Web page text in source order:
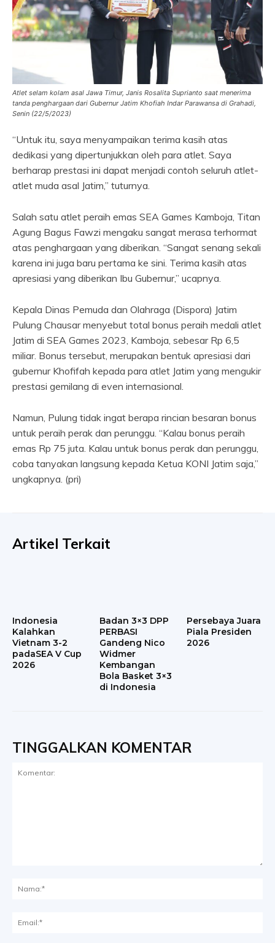
Atlet selam kolam asal Jawa Timur, Janis Rosalita Suprianto saat menerima
tanda penghargaan dari Gubernur Jatim Khofiah Indar Parawansa di Grahadi,
Senin (22/5/2023)
“Untuk itu, saya menyampaikan terima kasih atas
dedikasi yang dipertunjukkan oleh para atlet. Saya
berharap prestasi ini dapat menjadi contoh seluruh atlet-
atlet muda asal Jatim,” tuturnya.
Salah satu atlet peraih emas SEA Games Kamboja, Titan
Agung Bagus Fawzi mengaku sangat merasa terhormat
atas penghargaan yang diberikan. “Sangat senang sekali
karena ini juga baru pertama ke sini. Terima kasih atas
apresiasi yang diberikan Ibu Gubernur,” ucapnya.
Kepala Dinas Pemuda dan Olahraga (Dispora) Jatim
Pulung Chausar menyebut total bonus peraih medali atlet
Jatim di SEA Games 2023, Kamboja, sebesar Rp 6,5
miliar. Bonus tersebut, merupakan bentuk apresiasi dari
gubernur Khofifah kepada para atlet Jatim yang mengukir
prestasi gemilang di even internasional.
Namun, Pulung tidak ingat berapa rincian besaran bonus
untuk peraih perak dan perunggu. “Kalau bonus peraih
emas Rp 75 juta. Kalau untuk bonus perak dan perunggu,
coba tanyakan langsung kepada Ketua KONI Jatim saja,”
ungkapnya. (pri)
Artikel Terkait
Indonesia
Kalahkan
Vietnam 3-2
padaSEA V Cup
2026
Badan 3×3 DPP
PERBASI
Gandeng Nico
Widmer
Kembangan
Bola Basket 3×3
di Indonesia
Persebaya Juara
Piala Presiden
2026
TINGGALKAN KOMENTAR